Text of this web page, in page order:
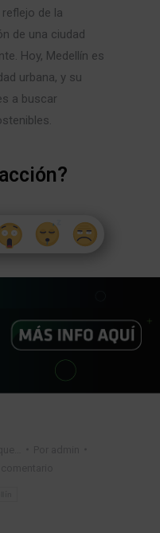
de la
de una ciudad
Hoy, Medellín es
urbana, y su
a buscar